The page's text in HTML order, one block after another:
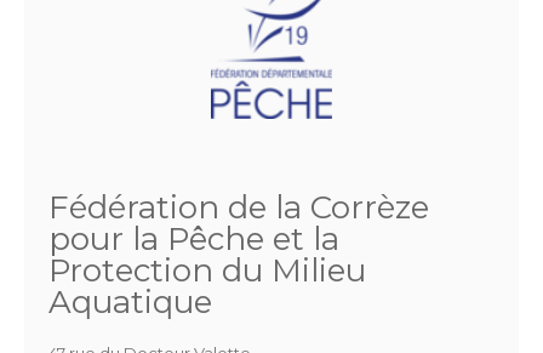
Fédération de la Corrèze
pour la Pêche et la
Protection du Milieu
Aquatique